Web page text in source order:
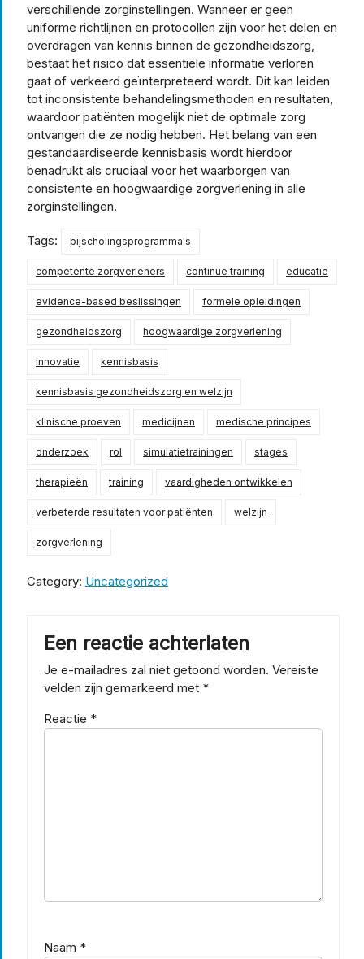
verschillende zorginstellingen. Wanneer er geen
uniforme richtlijnen en protocollen zijn voor het delen en
overdragen van kennis binnen de gezondheidszorg,
bestaat het risico dat essentiële informatie verloren
gaat of verkeerd geïnterpreteerd wordt. Dit kan leiden
tot inconsistente behandelingsmethoden en resultaten,
waardoor patiënten mogelijk niet de optimale zorg
ontvangen die ze nodig hebben. Het belang van een
gestandaardiseerde kennisbasis wordt hierdoor
benadrukt als cruciaal voor het waarborgen van
consistente en hoogwaardige zorgverlening in alle
zorginstellingen.
Tags: bijscholingsprogramma's
competente zorgverleners continue training educatie
evidence-based beslissingen formele opleidingen
gezondheidszorg hoogwaardige zorgverlening
innovatie kennisbasis
kennisbasis gezondheidszorg en welzijn
klinische proeven medicijnen medische principes
onderzoek rol simulatietrainingen stages
therapieën training vaardigheden ontwikkelen
verbeterde resultaten voor patiënten welzijn
zorgverlening
Category: Uncategorized
Een reactie achterlaten
Je e-mailadres zal niet getoond worden. Vereiste
velden zijn gemarkeerd met *
Reactie *
Naam *